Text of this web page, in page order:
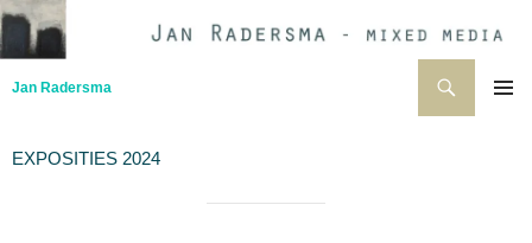
Ga
naar
inhoud
Jan Radersma
EXPOSITIES 2024